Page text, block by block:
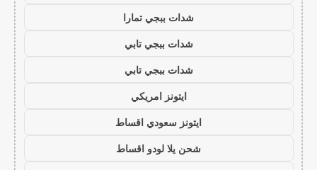
شدات ببجي تمارا
شدات ببجي تابي
شدات ببجي تابي
ايتونز امريكي
ايتونز سعودي اقساط
شحن يلا لودو اقساط